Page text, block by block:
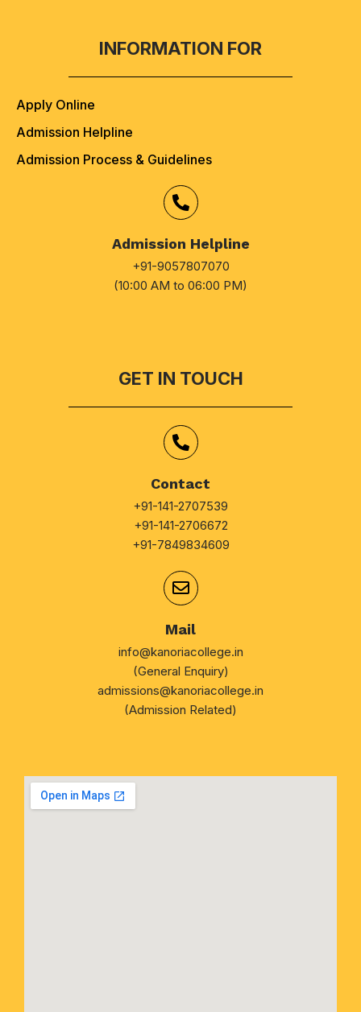
INFORMATION FOR
Apply Online
Admission Helpline
Admission Process & Guidelines
Admission Helpline
+91-9057807070
(10:00 AM to 06:00 PM)
GET IN TOUCH
Contact
+91-141-2707539
+91-141-2706672
+91-7849834609
Mail
info@kanoriacollege.in
(General Enquiry)
admissions@kanoriacollege.in
(Admission Related)